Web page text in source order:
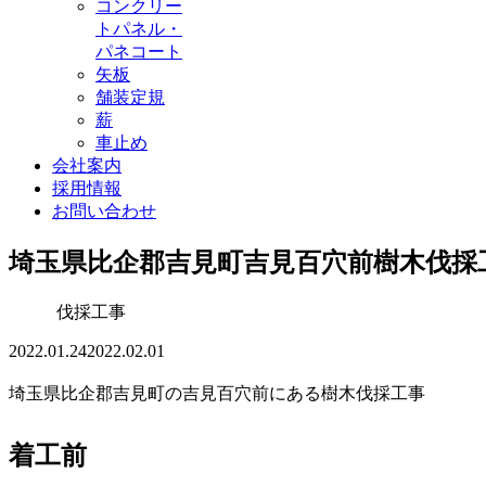
コンクリー
トパネル・
パネコート
矢板
舗装定規
薪
車止め
会社案内
採用情報
お問い合わせ
埼玉県比企郡吉見町吉見百穴前樹木伐採
伐採工事
2022.01.242022.02.01
埼玉県比企郡吉見町の吉見百穴前にある樹木伐採工事
着工前